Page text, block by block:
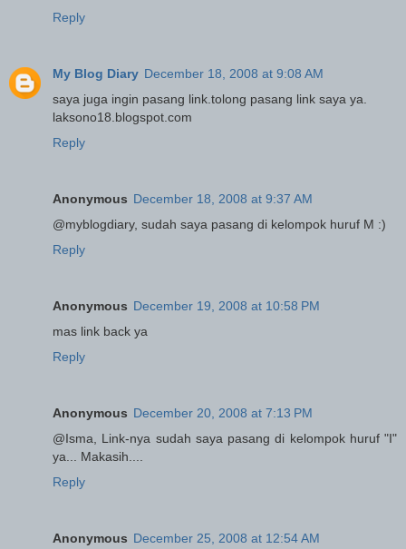
Reply
My Blog Diary December 18, 2008 at 9:08 AM
saya juga ingin pasang link.tolong pasang link saya ya.
laksono18.blogspot.com
Reply
Anonymous December 18, 2008 at 9:37 AM
@myblogdiary, sudah saya pasang di kelompok huruf M :)
Reply
Anonymous December 19, 2008 at 10:58 PM
mas link back ya
Reply
Anonymous December 20, 2008 at 7:13 PM
@Isma, Link-nya sudah saya pasang di kelompok huruf "I"
ya... Makasih....
Reply
Anonymous December 25, 2008 at 12:54 AM